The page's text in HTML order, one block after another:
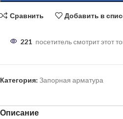
Сравнить Добавить в
221 посетитель смотрит этот
Категория: Запорная арматура
Описание